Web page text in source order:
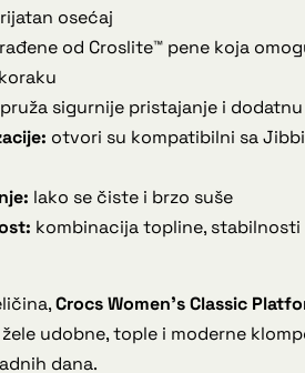
osećaj
od Croslite™ pene koja
pruža sigurnije pristajanje i
otvori su kompatibilni sa
lako se čiste i brzo suše
kombinacija topline,
Crocs Women’s Classic
udobne, tople i moderne
dana.